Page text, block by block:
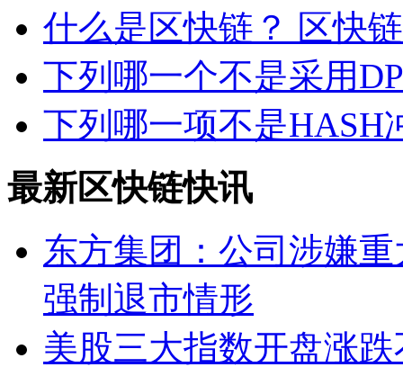
什么是区快链？ 区快
下列哪一个不是采用
下列哪一项不是HASH
最新区快链快讯
东方集团：公司涉嫌
强制退市情形
美股三大指数开盘涨